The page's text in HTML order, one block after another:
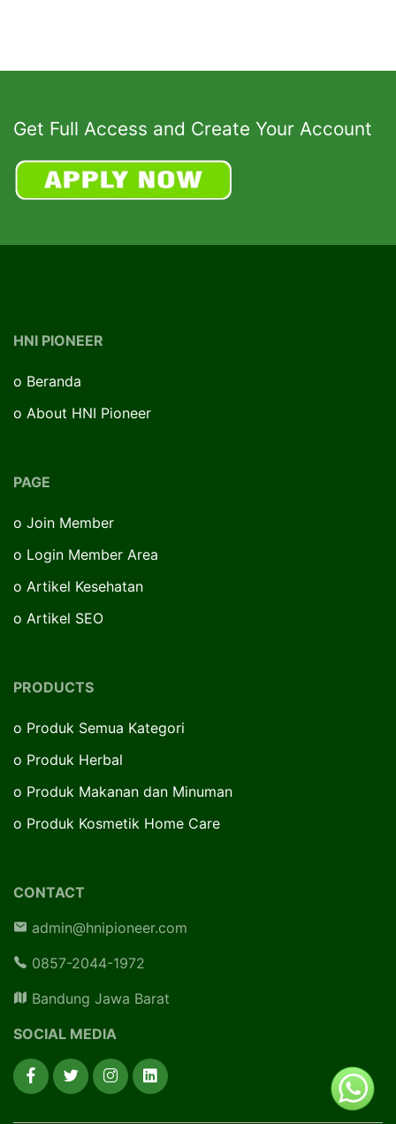
Get Full Access and Create Your Account
HNI PIONEER
o Beranda
o About HNI Pioneer
PAGE
o Join Member
o Login Member Area
o Artikel Kesehatan
o Artikel SEO
PRODUCTS
o Produk Semua Kategori
o Produk Herbal
o Produk Makanan dan Minuman
o Produk Kosmetik Home Care
CONTACT
admin@hnipioneer.com
0857-2044-1972
Bandung Jawa Barat
SOCIAL MEDIA